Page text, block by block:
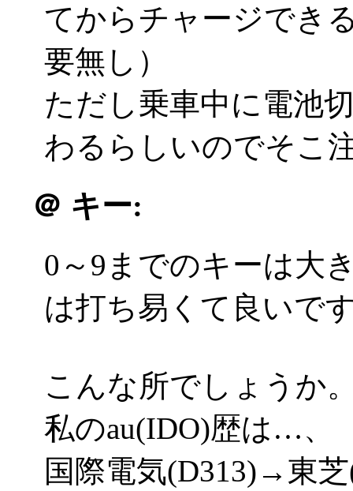
てからチャージでき
要無し）
ただし乗車中に電池
わるらしいのでそこ
＠ キー:
0～9までのキーは大
は打ち易くて良いで
こんな所でしょうか
私のau(IDO)歴は…、
国際電気(D313)→東